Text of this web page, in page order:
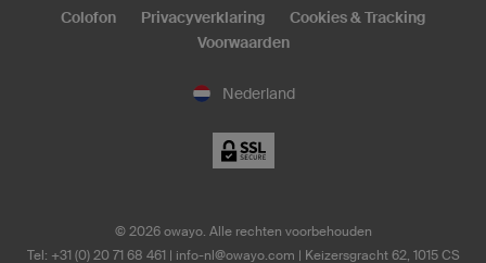
Nederland
Colofon Privacyverklaring
Cookies & Tracking
Voorwaarden
© 2026owayo. Alle rechten voorbehouden
Tel: +31 (0) 20 71 68 461
info-nl@owayo.com | Keizersgracht 62, 1015 CS